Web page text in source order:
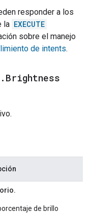
responder a los
la EXECUTE
sobre el manejo
de intents.
. Brightness
de brillo